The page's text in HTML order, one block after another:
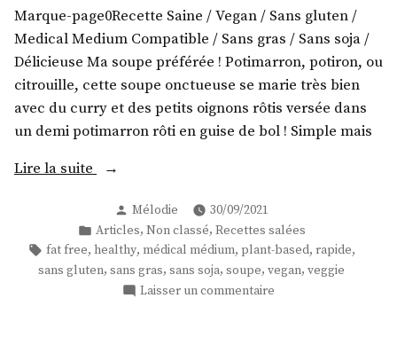
au
« thon »
vegan!
(2
recettes)
Marque-page0Recette Saine / Vegan / Sans gluten /
Medical Medium Compatible / Sans gras / Sans soja /
Délicieuse Ma soupe préférée ! Potimarron, potiron, ou
citrouille, cette soupe onctueuse se marie très bien
avec du curry et des petits oignons rôtis versée dans
un demi potimarron rôti en guise de bol ! Simple mais
Lire la suite
« Soupe
potimarron
au
curry
Publié
par
Mélodie
30/09/2021
Publié
dans
Articles, Non classé, Recettes salées
Étiquettes :
fat free, healthy, médical médium, plant-based, rapide,
sans gluten, sans gras, sans soja, soupe, vegan, veggie
Laisser un commentaire